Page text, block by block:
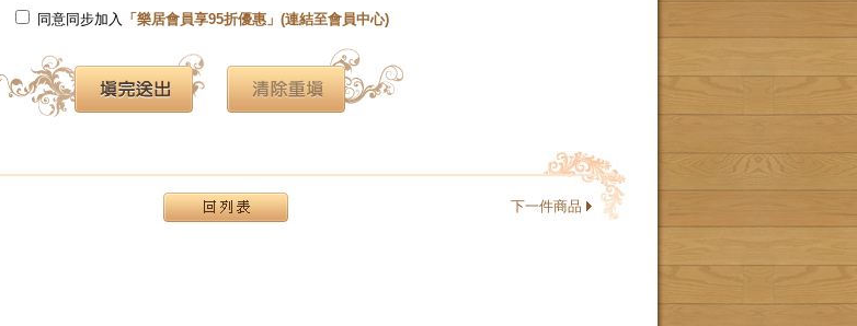
同意同步加入 「樂居會員享95折優惠」(連結至會員中心)
下一件商品